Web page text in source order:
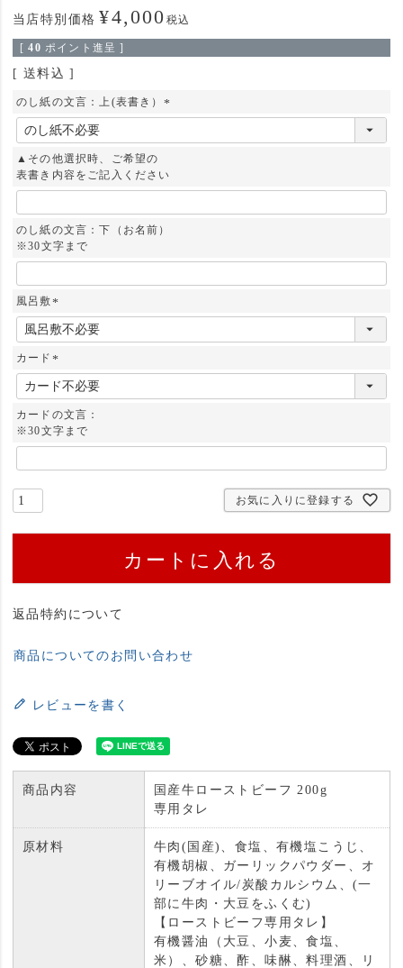
当店特別価格 ¥4,000 税込
[ 40 ポイント進呈 ]
送料込
のし紙の文言：上(表書き）
(
)
▲その他選択時、ご希望の
表書き内容をご記入ください
のし紙の文言：下（お名前）
※30文字まで
風呂敷
(
必
須
カード
(
必
須
)
カードの文言：
※30文字まで
お気に入りに登録する
カートに入れる
返品特約について
商品についてのお問い合わせ
レビューを書く
商品内容
国産牛ローストビーフ 200g
専用タレ
原材料
牛肉(国産)、食塩、有機塩こうじ、
有機胡椒、ガーリックパウダー、オ
リーブオイル/炭酸カルシウム、(一
部に牛肉・大豆をふくむ)
【ローストビーフ専用タレ】
有機醤油（大豆、小麦、食塩、
米）、砂糖、酢、味醂、料理酒、リ